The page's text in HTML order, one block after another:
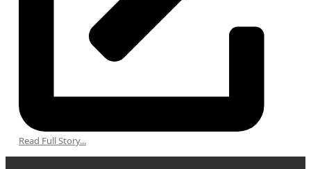
Read Full Story...